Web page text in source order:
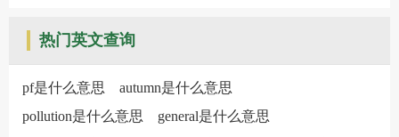
热门英文查询
pf是什么意思
autumn是什么意思
pollution是什么意思
general是什么意思